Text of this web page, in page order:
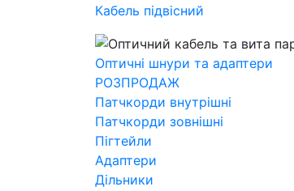
Кабель підвісний
Оптичні шнури та адаптери
РОЗПРОДАЖ
Патчкорди внутрішні
Патчкорди зовнішні
Пігтейли
Адаптери
Дільники